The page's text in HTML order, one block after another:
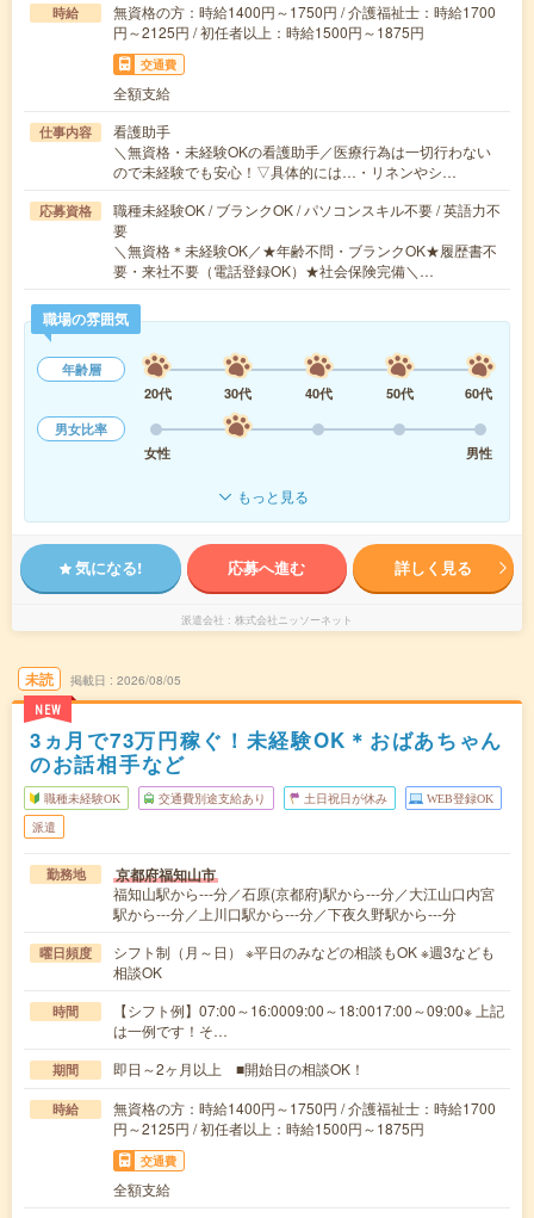
時給
無資格の方：時給1400円～1750円 / 介護福祉士：時給1700
円～2125円 / 初任者以上：時給1500円～1875円
交通費
全額支給
仕事内容
看護助手
＼無資格・未経験OKの看護助手／医療行為は一切行わない
ので未経験でも安心！▽具体的には…・リネンやシ…
応募資格
職種未経験OK / ブランクOK / パソコンスキル不要 / 英語力不
要
＼無資格＊未経験OK／★年齢不問・ブランクOK★履歴書不
要・来社不要（電話登録OK）★社会保険完備＼…
職場の雰囲気
年齢層
20代
30代 40代 50代
60代
男女比率
女性
男性
もっと見る
気になる! 応募へ進む 詳しく見る
派遣会社 株式会社ニッソーネット
未読
NEW
掲載日 2026/08/05
3ヵ月で73万円稼ぐ！未経験OK＊おばあちゃん
のお話相手など
職種未経験OK 交通費別途支給あり 土日祝日が休み WEB登録OK
派遣
勤務地 京都府福知山市
福知山駅から---分／石原(京都府)駅から---分／大江山口内宮
駅から---分／上川口駅から---分／下夜久野駅から---分
曜日頻度
シフト制（月～日） ※平日のみなどの相談もOK ※週3なども
相談OK
時間
【シフト例】07:00～16:0009:00～18:0017:00～09:00※ 上記
は一例です！そ…
期間 即日～2ヶ月以上 ■開始日の相談OK！
時給
無資格の方：時給1400円～1750円 / 介護福祉士：時給1700
円～2125円 / 初任者以上：時給1500円～1875円
交通費
全額支給